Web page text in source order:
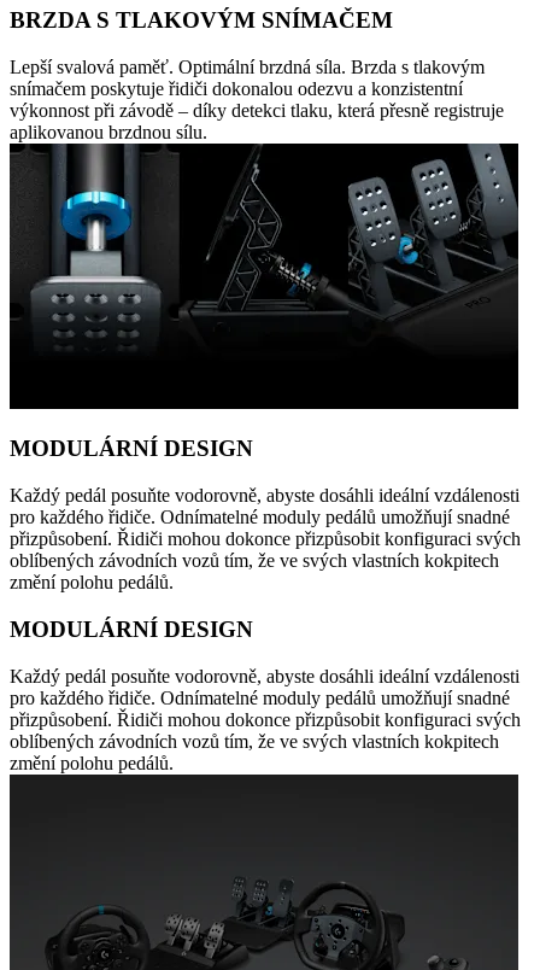
BRZDA S TLAKOVÝM SNÍMAČEM
Lepší svalová paměť. Optimální brzdná síla. Brzda s tlakovým
snímačem poskytuje řidiči dokonalou odezvu a konzistentní
výkonnost při závodě – díky detekci tlaku, která přesně registruje
aplikovanou brzdnou sílu.
MODULÁRNÍ DESIGN
Každý pedál posuňte vodorovně, abyste dosáhli ideální vzdálenosti
pro každého řidiče. Odnímatelné moduly pedálů umožňují snadné
přizpůsobení. Řidiči mohou dokonce přizpůsobit konfiguraci svých
oblíbených závodních vozů tím, že ve svých vlastních kokpitech
změní polohu pedálů.
MODULÁRNÍ DESIGN
Každý pedál posuňte vodorovně, abyste dosáhli ideální vzdálenosti
pro každého řidiče. Odnímatelné moduly pedálů umožňují snadné
přizpůsobení. Řidiči mohou dokonce přizpůsobit konfiguraci svých
oblíbených závodních vozů tím, že ve svých vlastních kokpitech
změní polohu pedálů.